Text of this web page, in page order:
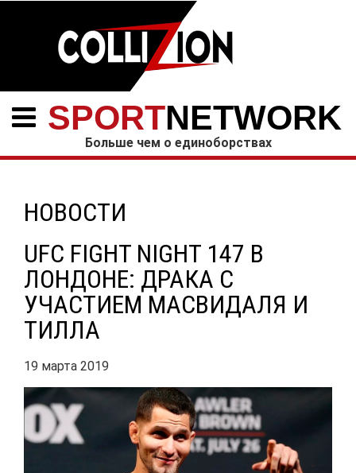
SPORTNETWORK
Больше чем о единоборствах
НОВОСТИ
UFC FIGHT NIGHT 147 В
ЛОНДОНЕ: ДРАКА С
УЧАСТИЕМ МАСВИДАЛЯ И
ТИЛЛА
19 марта 2019